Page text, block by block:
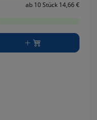
ab 10 Stück 14,66 €